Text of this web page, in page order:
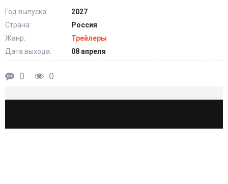
настоящей семьёй. Ведь иногда самый родной дом — это не
место, а люди, которые тебя любят.
Чебурашка 3 (2027) когда выйдет?
Год выпуска:
2027
Страна:
Россия
Жанр:
Трейлеры
Дата выхода:
08 апреля
0 0